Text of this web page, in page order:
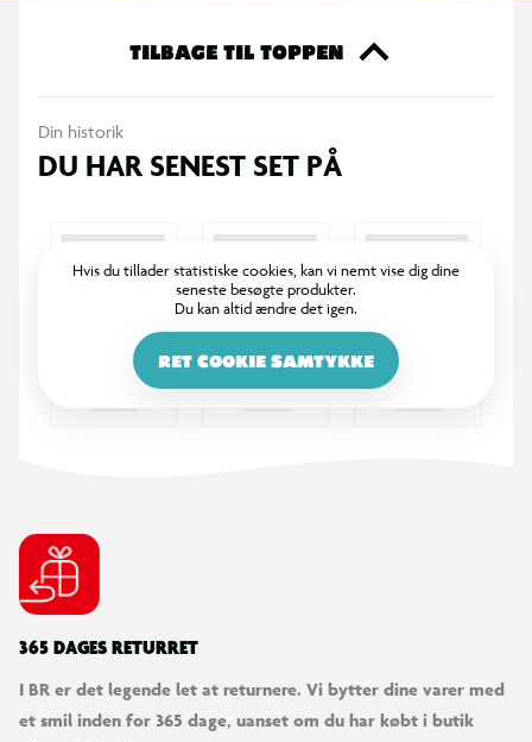
TILBAGE TIL TOPPEN
Din historik
DU HAR SENEST SET PÅ
Hvis du tillader statistiske cookies, kan vi nemt vise dig dine
seneste besøgte produkter.
Du kan altid ændre det igen.
RET COOKIE SAMTYKKE
365 DAGES RETURRET
I BR er det legende let at returnere. Vi bytter dine varer med
et smil inden for 365 dage, uanset om du har købt i butik